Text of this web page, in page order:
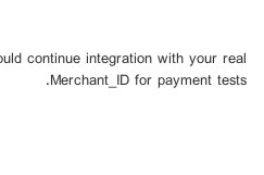
continue integration with your real
Merchant_ID for payment tests.